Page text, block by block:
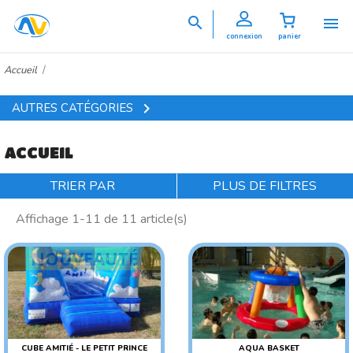

panier
connexion

Accueil
AUTRES CATÉGORIES 
ACCUEIL
TRIER PAR
PLUS DE FILTRES
Affichage 1-11 de 11 article(s)
CUBE AMITIÉ - LE PETIT PRINCE
NOUVEAUTÉ
AQUA BASKET